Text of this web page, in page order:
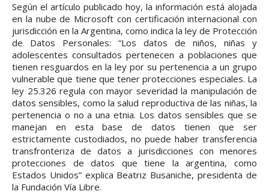
Según el artículo publicado hoy, la información está alojada
en la nube de Microsoft con certificación internacional con
jurisdicción en la Argentina, como indica la ley de Protección
de Datos Personales: “Los datos de niños, niñas y
adolescentes consultados pertenecen a poblaciones que
tienen resguardos en la ley por su pertenencia a un grupo
vulnerable que tiene que tener protecciones especiales. La
ley 25.326 regula con mayor severidad la manipulación de
datos sensibles, como la salud reproductiva de las niñas, la
pertenencia o no a una etnia. Los datos sensibles que se
manejan en esta base de datos tienen que ser
estrictamente custodiados, no puede haber transferencia
transfronteriza de datos a jurisdicciones con menores
protecciones de datos que tiene la argentina, como
Estados Unidos” explica Beatriz Busaniche, presidenta de
la Fundación Vía Libre.